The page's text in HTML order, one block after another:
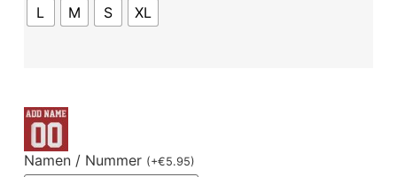
L M S XL
Namen / Nummer (+€5.95)